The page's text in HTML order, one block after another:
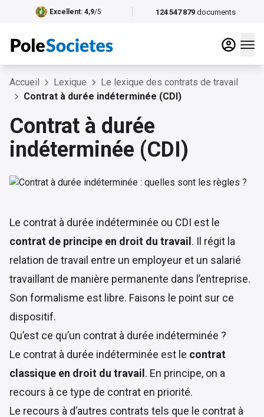
124 547 879 documents
Excellent: 4,9/5
Accueil Lexique
Le lexique des contrats de travail
Contrat à durée indéterminée (CDI)
Contrat à durée
indéterminée (CDI)
Le contrat à durée indéterminée ou CDI est le
contrat de principe en droit du travail . Il régit la
relation de travail entre un employeur et un salarié
travaillant de manière permanente dans l’entreprise.
Son formalisme est libre. Faisons le point sur ce
dispositif.
Qu’est ce qu’un contrat à durée indéterminée ?
Le contrat à durée indéterminée est le contrat
classique en droit du travail . En principe, on a
recours à ce type de contrat en priorité.
Le recours à d’autres contrats tels que le contrat à